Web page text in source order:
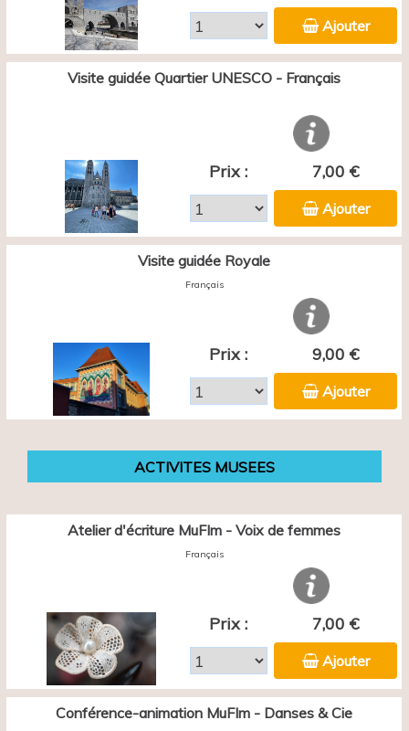
Ajouter
Visite guidée Quartier UNESCO - Français
Prix : 7,00 €
Ajouter
Visite guidée Royale
Français
Prix : 9,00 €
Ajouter
ACTIVITES MUSEES
Atelier d'écriture MuFIm - Voix de femmes
Français
Prix : 7,00 €
Ajouter
Conférence-animation MuFIm - Danses & Cie